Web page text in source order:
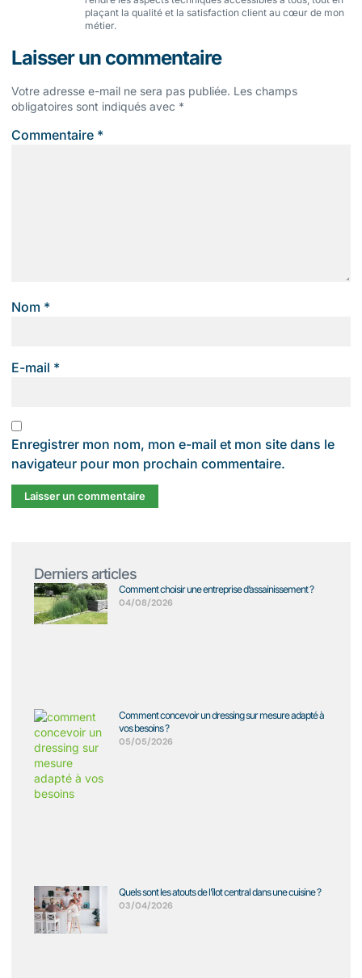
plaçant la qualité et la satisfaction client au cœur de mon
métier.
Laisser un commentaire
Votre adresse e-mail ne sera pas publiée. Les champs
obligatoires sont indiqués avec *
Commentaire *
Nom *
E-mail *
Enregistrer mon nom, mon e-mail et mon site dans le
navigateur pour mon prochain commentaire.
Derniers articles
Comment choisir une entreprise d’assainissement ?
04/08/2026
Comment concevoir un dressing sur mesure adapté à
vos besoins ?
05/05/2026
Quels sont les atouts de l’îlot central dans une cuisine ?
03/04/2026